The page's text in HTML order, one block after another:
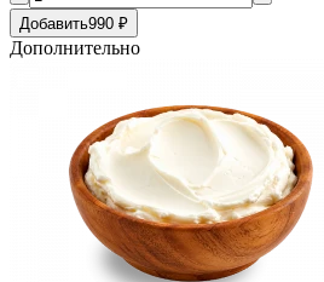
Добавить990 ₽
Дополнительно